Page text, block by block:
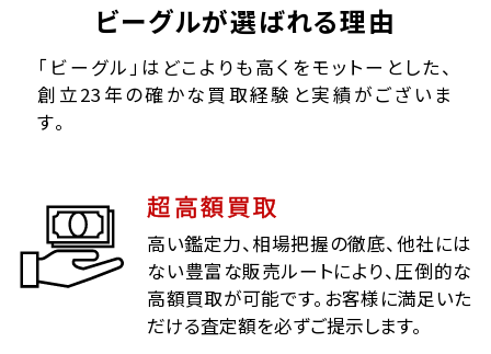
ビーグルが選ばれる理由
「ビーグル」はどこよりも高くをモットーとした、
創立23年の確かな買取経験と実績がございま
す。
超高額買取
高い鑑定力、相場把握の徹底、他社には
ない豊富な販売ルートにより、圧倒的な
高額買取が可能です。お客様に満足いた
だける査定額を必ずご提示します。